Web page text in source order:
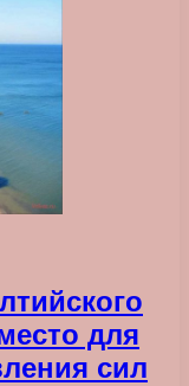
для
сил